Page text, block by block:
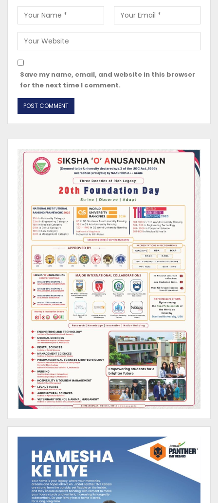
Save my name, email, and website in this browser
for the next time I comment.